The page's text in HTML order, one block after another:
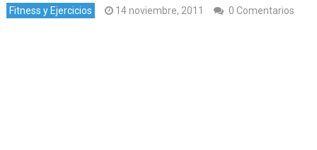
Fitness y Ejercicios 14 noviembre, 2011 0 Comentarios